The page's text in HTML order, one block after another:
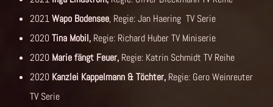
2021Wapo Bodensee, Regie: Jan Haering TV Serie
2020Tina Mobil, Regie: Richard Huber TV Miniserie
2020 Marie fängt Feuer, Regie: Katrin Schmidt TV Reihe
2020 Kanzlei Kappelmann & Töchter, Regie: Gero Weinreuter
TV Serie